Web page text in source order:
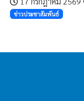
ข่าวประชาสัมพันธ์